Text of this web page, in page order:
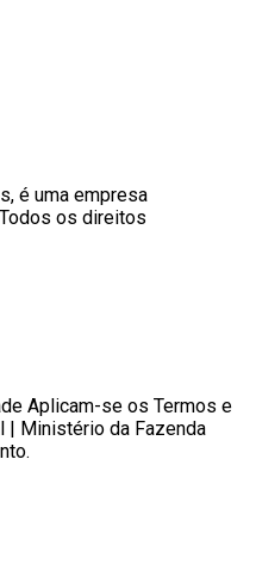
é uma empresa
os direitos
Aplicam-se os Termos e
| Ministério da Fazenda